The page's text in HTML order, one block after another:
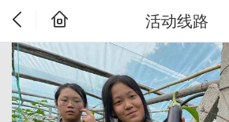
活动线路